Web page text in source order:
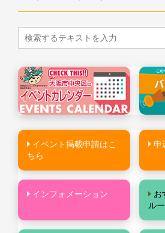
イベント掲載申請はこ
ちら
申
インフォメーション
お
ル